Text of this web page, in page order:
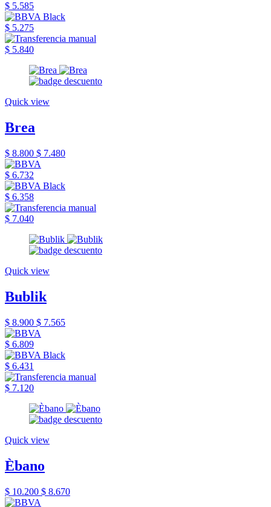
$ 5.585
$ 5.275
$ 5.840
Quick view
Brea
$ 8.800 $ 7.480
$ 6.732
$ 6.358
$ 7.040
Quick view
Bublik
$ 8.900 $ 7.565
$ 6.809
$ 6.431
$ 7.120
Quick view
Èbano
$ 10.200 $ 8.670